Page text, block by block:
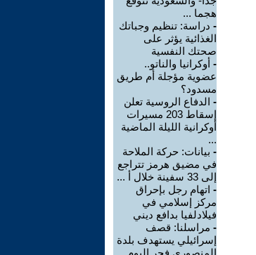
هجما ...
- دراسة: تنظيم وجباتك
الغذائية يؤثر على
صحتك النفسية
- أوكرانيا والناتو..
عضوية مؤجلة أم طريق
مسدود؟
- الدفاع الروسية تعلن
إسقاط 203 مسيرات
أوكرانية الليلة الماضية
...
- بيانات: حركة الملاحة
في مضيق هرمز تتراجع
إلى 33 سفينة خلال أ ...
- اتهام رجل بإحراق
مركز إسلامي في
فيلادلفيا بدافع ديني
- مراسلنا: قصف
إسرائيلي يستهدف بلدة
المنصوري فجر اليوم